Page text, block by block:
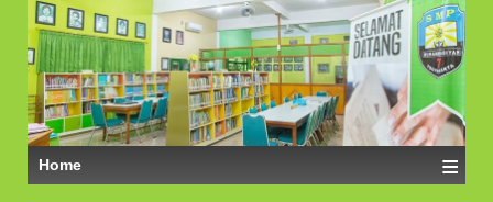
Home ≡